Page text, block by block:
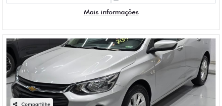
Compartilhe
CHEVROLET
CHEVROLET ONIX 1.0 TURBO FLEX PLUS LTZ AUTOMATICO
4P 2023